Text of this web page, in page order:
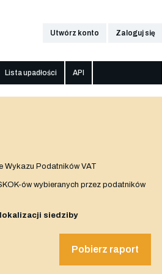
Utwórz konto Zaloguj się
Lista upadłości API
Wykazu Podatników VAT
ów wybieranych przez podatników
lokalizacji siedziby
Pobierz raport